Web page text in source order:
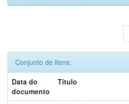
Conjunto de itens:
Data do
documento
Título